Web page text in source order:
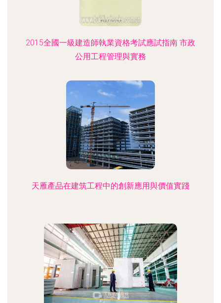
2015全國一級建造師執業資格考試應試指南 市政
公用工程管理與實務
天雁產品在建筑工程中的創新應用與價值實踐